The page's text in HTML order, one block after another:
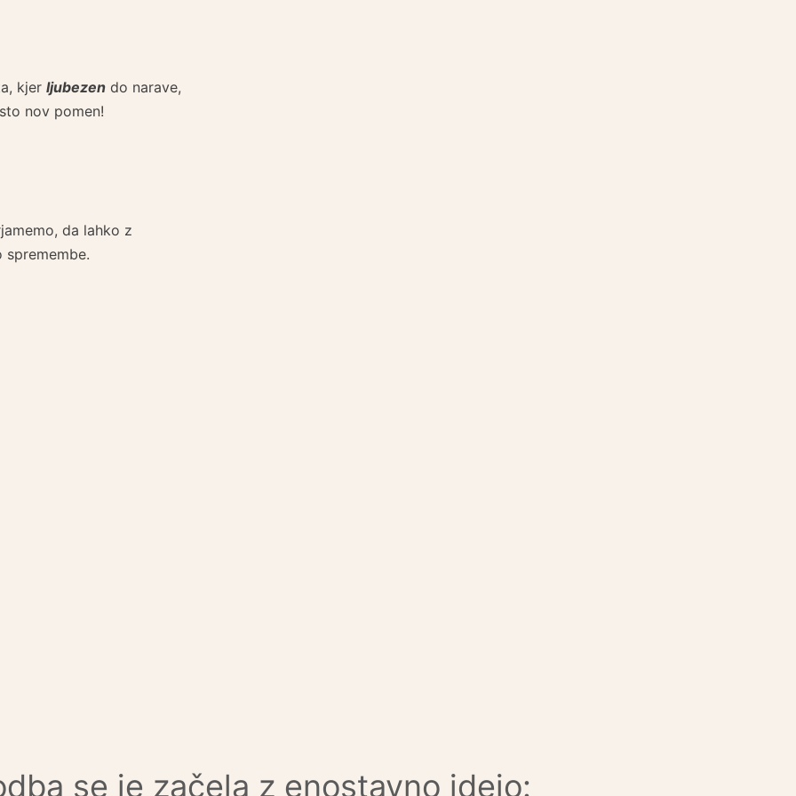
kjer ljubezen do narave,
nov pomen!
da lahko z
spremembe.
se je začela z enostavno idejo: